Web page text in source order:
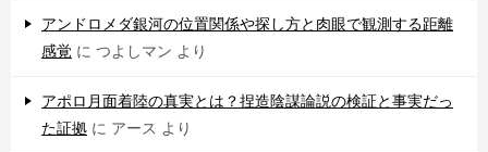
アンドロメダ銀河の位置関係や探し方と肉眼で観測する距離
感覚 に つよしマン より
アポロ月面着陸の真実とは？捏造陰謀論説の検証と事実だっ
た証拠 に アース より